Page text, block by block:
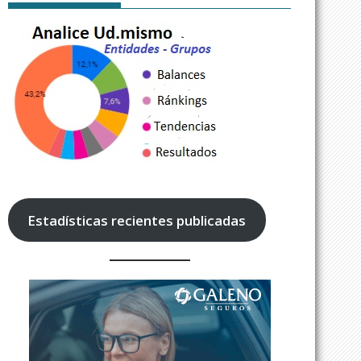
Estadísticas recientes publicadas